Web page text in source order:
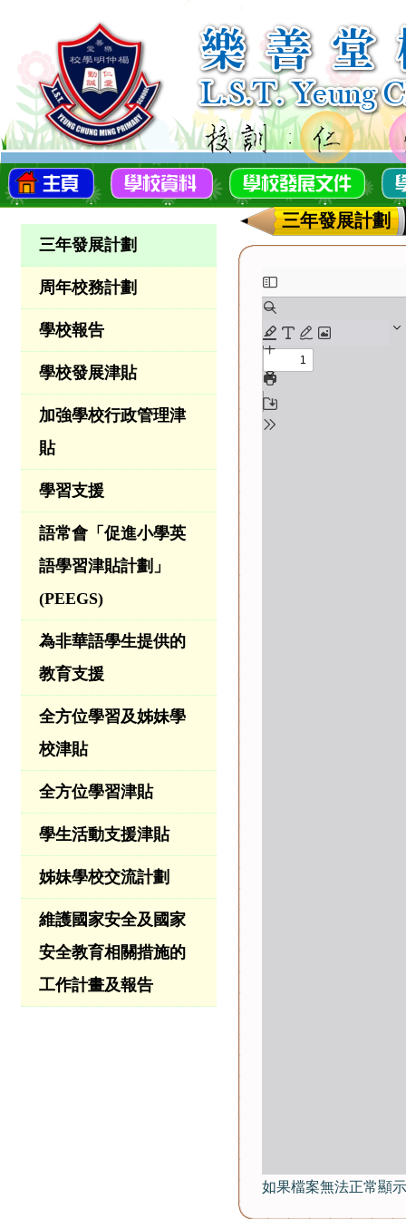
三年發展計劃
周年校務計劃
學校報告
學校發展津貼
加強學校行政管理津
貼
學習支援
語常會「促進小學英
語學習津貼計劃」
(PEEGS)
為非華語學生提供的
教育支援
全方位學習及姊妹學
校津貼
全方位學習津貼
學生活動支援津貼
姊妹學校交流計劃
維護國家安全及國家
安全教育相關措施的
工作計畫及報告
三年發展計劃
如果檔案無法正常顯